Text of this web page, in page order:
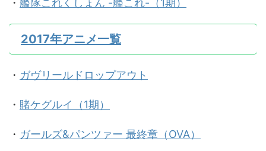
2017年アニメ一覧
・ ガヴリールドロップアウト
・ 賭ケグルイ（1期）
・ ガールズ&パンツァー 最終章（OVA）